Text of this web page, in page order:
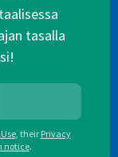
tasalla
, their Privacy
notice.